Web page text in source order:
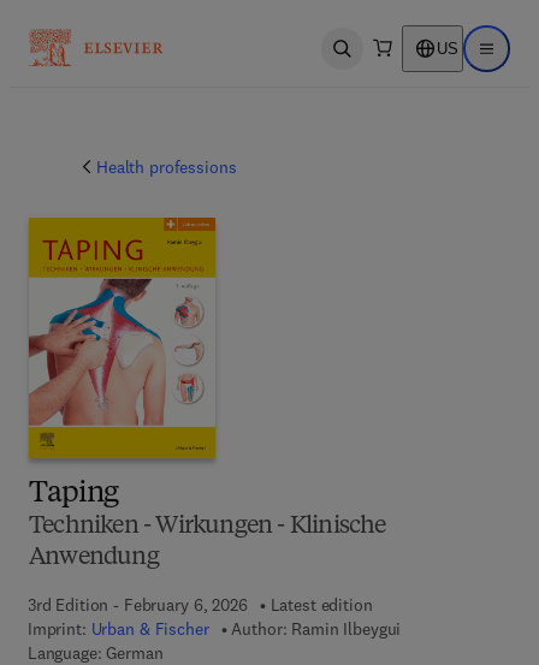
Open search US Open
Health professions
Taping
Techniken - Wirkungen - Klinische
Anwendung
3rd Edition - February 6, 2026
Latest edition
Imprint: Urban & Fischer Author: Ramin Ilbeygui
Language: German